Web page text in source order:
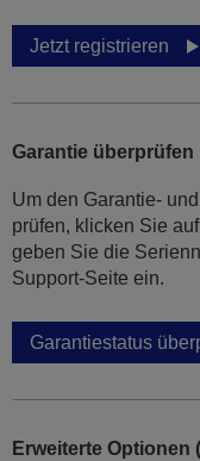
Jetzt registrieren
Garantie überprüfen
Um den Garantie-
prüfen, klicken Sie
geben Sie die
Support-Seite ein.
Garantiestatus
Erweiterte Optionen